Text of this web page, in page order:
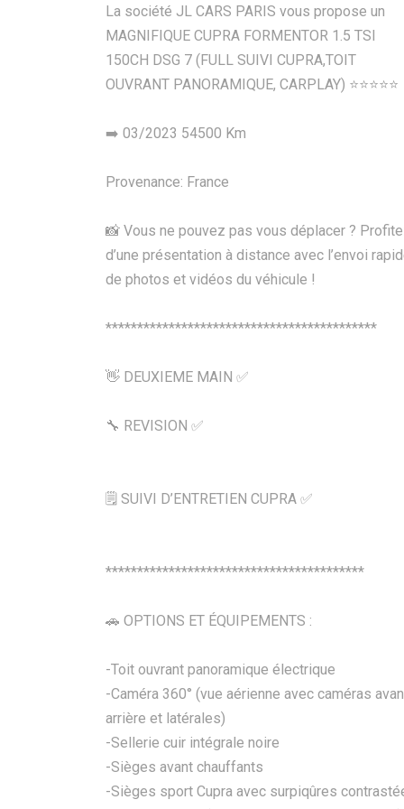
La société JL CARS PARIS vous propose un
MAGNIFIQUE CUPRA FORMENTOR 1.5 TSI
150CH DSG 7 (FULL SUIVI CUPRA,TOIT
OUVRANT PANORAMIQUE, CARPLAY) ⭐️⭐️⭐️⭐️⭐️
➡️ 03/2023 54500 Km
Provenance: France
📸 Vous ne pouvez pas vous déplacer ?
d’une présentation à distance avec l’envoi
de photos et vidéos du véhicule !
*******************************************
👋 DEUXIEME MAIN ✅
🔧 REVISION ✅
🗒️ SUIVI D’ENTRETIEN CUPRA ✅
*****************************************
🚗 OPTIONS ET ÉQUIPEMENTS :
-Toit ouvrant panoramique électrique
-Caméra 360° (vue aérienne avec caméras
arrière et latérales)
-Sellerie cuir intégrale noire
-Sièges avant chauffants
-Sièges sport Cupra avec surpiqûres